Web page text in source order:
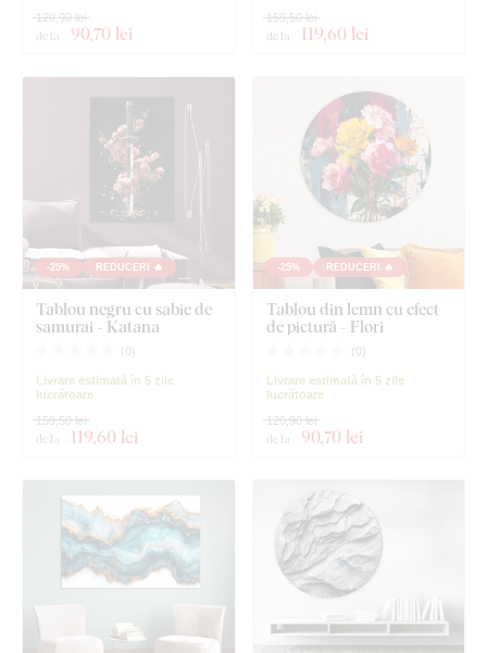
de la 90,70 lei
120,90 lei
de la 119,60 lei
159,50 lei
-25% REDUCERI 🔥
Tablou negru cu sabie de
samurai - Katana
( 0)
Livrare estimată în 5 zile
lucrătoare
de la 119,60 lei
159,50 lei
-25% REDUCERI 🔥
Tablou din lemn cu efect
de pictură - Flori
( 0)
Livrare estimată în 5 zile
lucrătoare
de la 90,70 lei
120,90 lei